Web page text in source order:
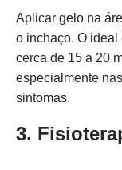
Aplicar gelo na
o inchaço. O
cerca de 15 a 20
especialmente
sintomas.
3.